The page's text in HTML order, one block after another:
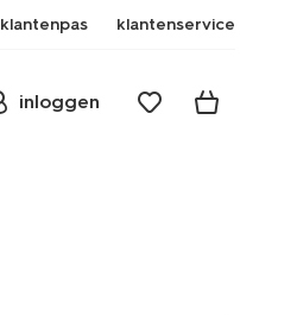
klantenpas klantenservice
inloggen